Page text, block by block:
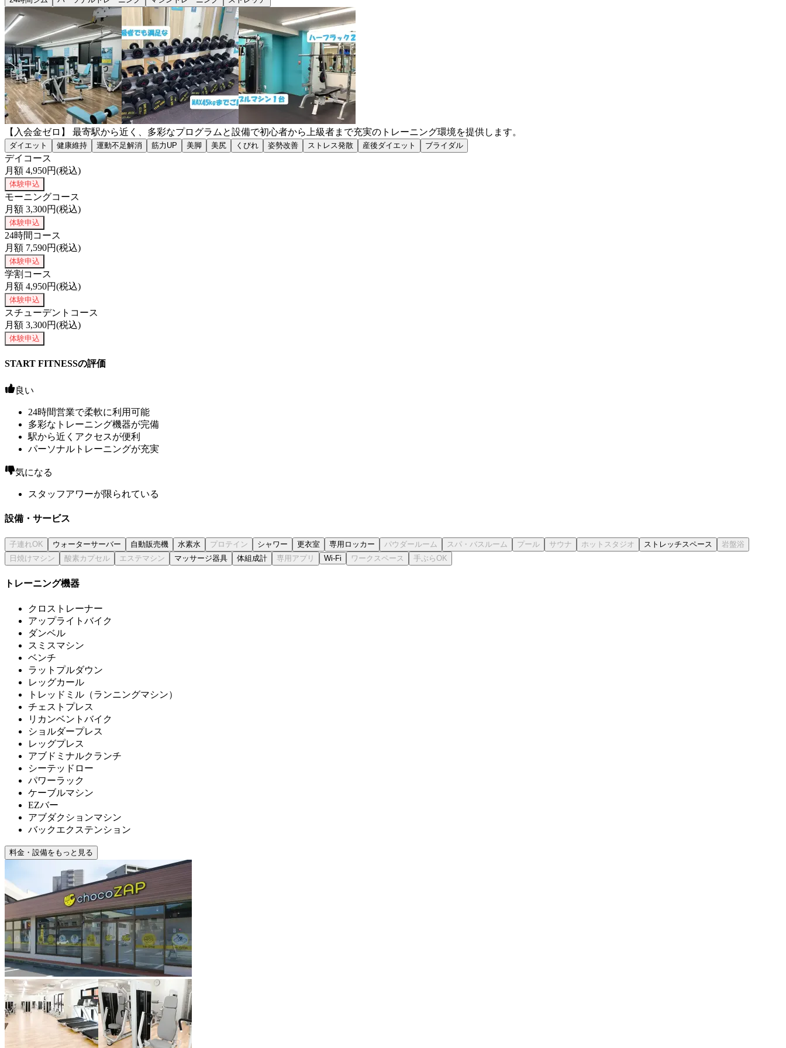
【入会金ゼロ】 最寄駅から近く、多彩なプログラムと設備で初心者から上級者まで充実のトレーニング環境を提供します。
ダイエット 健康維持 運動不足解消 筋力UP 美脚 美尻 くびれ 姿勢改善 ストレス発散 産後ダイエット ブライダル
デイコース
月額 4,950円(税込)
体験申込
モーニングコース
月額 3,300円(税込)
体験申込
24時間コース
月額 7,590円(税込)
体験申込
学割コース
月額 4,950円(税込)
体験申込
スチューデントコース
月額 3,300円(税込)
体験申込
START FITNESSの評価
良い
24時間営業で柔軟に利用可能
多彩なトレーニング機器が完備
駅から近くアクセスが便利
パーソナルトレーニングが充実
気になる
スタッフアワーが限られている
設備・サービス
ウォーターサーバー 自動販売機 水素水 シャワー 更衣室 専用ロッカー
ストレッチスペース
マッサージ器具
体組成計 Wi-Fi
トレーニング機器
クロストレーナー
アップライトバイク
ダンベル
スミスマシン
ベンチ
ラットプルダウン
レッグカール
トレッドミル（ランニングマシン）
チェストプレス
リカンベントバイク
ショルダープレス
レッグプレス
アブドミナルクランチ
シーテッドロー
パワーラック
ケーブルマシン
EZバー
アブダクションマシン
バックエクステンション
料金・設備をもっと見る